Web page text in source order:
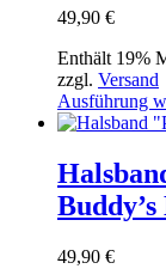
49,90 €
Enthält 19%
zzgl. Versand
Ausführung
49,90 €